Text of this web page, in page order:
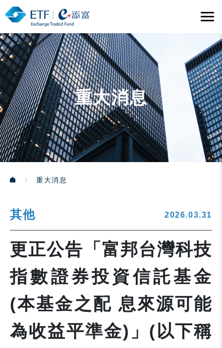
重大消息
重大消息
其他 2026.03.31
更正公告「富邦台灣科技
指數證券投資信託基金
(本基金之配 息來源可能
為收益平準金)」(以下稱